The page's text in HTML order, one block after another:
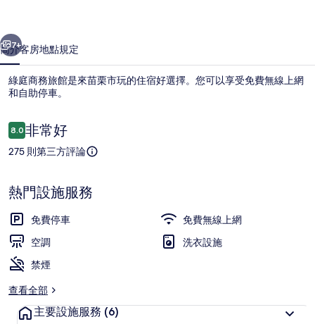
相
片
集
個
7+
簡介客房地點規定
綠庭商務旅館是來苗栗市玩的住宿好選擇。您可以享受免費無線上網
和自助停車。
評
論
8.08.0 分，滿分 10 分，
非常好
275 則第三方評論
熱門設施服務
免費停車
免費無線上網
空調
洗衣設施
禁煙
查看全部
主要設施服務 (6)